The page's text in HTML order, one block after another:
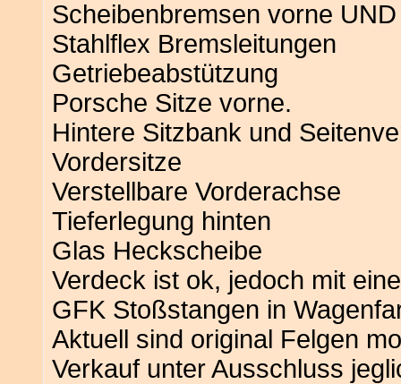
Scheibenbremsen vorne
Stahlflex Bremsleitungen
Getriebeabstützung
Porsche Sitze vorne.
Hintere Sitzbank und
Vordersitze
Verstellbare Vorderachse
Tieferlegung hinten
Glas Heckscheibe
Verdeck ist ok, jedoch mit
GFK Stoßstangen in
Aktuell sind original Felgen
Verkauf unter Ausschluss